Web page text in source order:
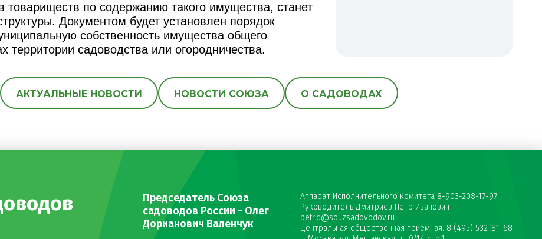
товариществ по содержанию такого имущества, станет
Документом будет установлен порядок
собственность имущества общего
территории садоводства или огородничества.
АКТУАЛЬНЫЕ НОВОСТИ НОВОСТИ СОЮЗА О САДОВОДАХ
Председатель Союза
садоводов России - Олег
Дорианович Валенчук
Аппарат Исполнительного комитета 8-903-208-17-97
Руководитель Дмитриев Петр Иванович
petr.d@souzsadovodov.ru
Центральная общественная приемная: 8 (495) 532-81-68